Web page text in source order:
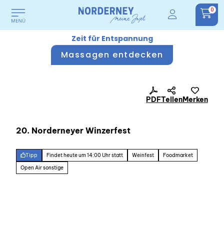
0
Zeit für Entspannung
Massagen entdecken